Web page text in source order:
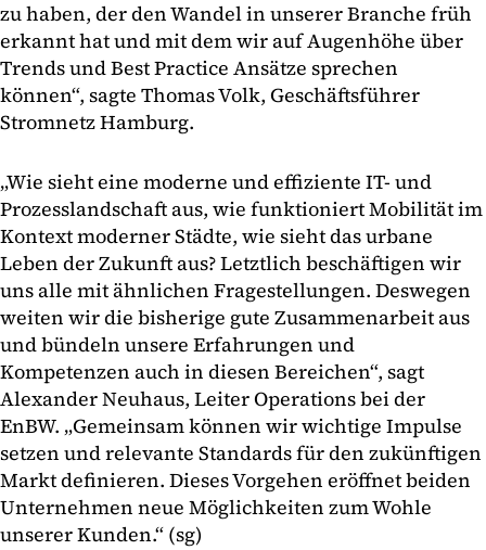
zu haben, der den Wandel in unserer Branche früh
erkannt hat und mit dem wir auf Augenhöhe über
Trends und Best Practice Ansätze sprechen
können“, sagte Thomas Volk, Geschäftsführer
Stromnetz Hamburg.
„Wie sieht eine moderne und effiziente IT- und
Prozesslandschaft aus, wie funktioniert Mobilität im
Kontext moderner Städte, wie sieht das urbane
Leben der Zukunft aus? Letztlich beschäftigen wir
uns alle mit ähnlichen Fragestellungen. Deswegen
weiten wir die bisherige gute Zusammenarbeit aus
und bündeln unsere Erfahrungen und
Kompetenzen auch in diesen Bereichen“, sagt
Alexander Neuhaus, Leiter Operations bei der
EnBW. „Gemeinsam können wir wichtige Impulse
setzen und relevante Standards für den zukünftigen
Markt definieren. Dieses Vorgehen eröffnet beiden
Unternehmen neue Möglichkeiten zum Wohle
unserer Kunden.“ (sg)